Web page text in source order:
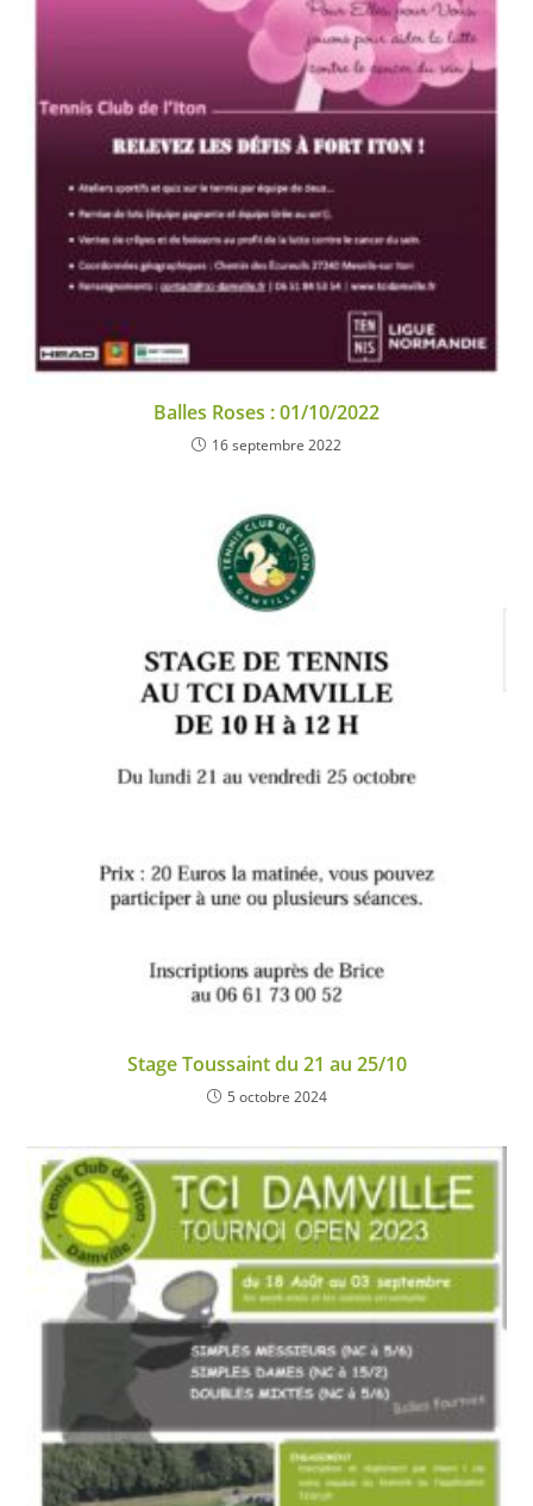
Balles Roses : 01/10/2022
16 septembre 2022
Stage Toussaint du 21 au 25/10
5 octobre 2024